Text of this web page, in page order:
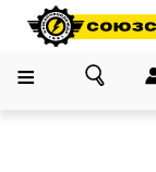
Адреса магазинов
Главная О компании